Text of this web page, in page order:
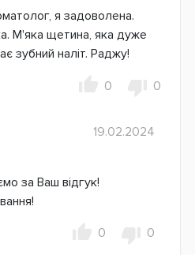
я задоволена.
М'яка щетина, яка дуже
зубний наліт. Раджу!
0 0
19.02.2024
за Ваш відгук!
0 0